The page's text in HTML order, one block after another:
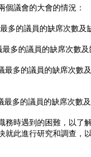
個議會的大會的情況：
多的議員的缺席次數及
多的議員的缺席次數及
多的議員的缺席次數
多的議員的缺席次數及
務時遇到的困難，以了
就此進行研究和調查，